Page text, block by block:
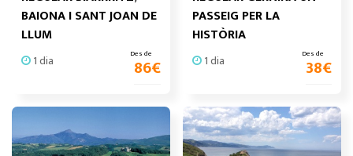
BAIONA I SANT JOAN DE
LLUM
1 dia Des de
86€
PASSEIG PER LA
HISTÒRIA
1 dia Des de
38€